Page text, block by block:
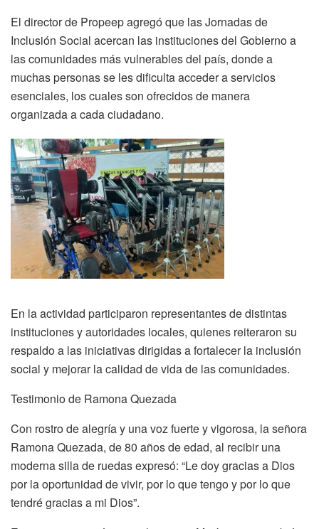
El director de Propeep agregó que las Jornadas de
Inclusión Social acercan las instituciones del Gobierno a
las comunidades más vulnerables del país, donde a
muchas personas se les dificulta acceder a servicios
esenciales, los cuales son ofrecidos de manera
organizada a cada ciudadano.
En la actividad participaron representantes de distintas
instituciones y autoridades locales, quienes reiteraron su
respaldo a las iniciativas dirigidas a fortalecer la inclusión
social y mejorar la calidad de vida de las comunidades.
Testimonio de Ramona Quezada
Con rostro de alegría y una voz fuerte y vigorosa, la señora
Ramona Quezada, de 80 años de edad, al recibir una
moderna silla de ruedas expresó: “Le doy gracias a Dios
por la oportunidad de vivir, por lo que tengo y por lo que
tendré gracias a mi Dios”.